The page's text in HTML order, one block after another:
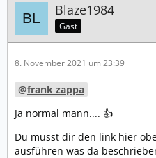
Blaze1984
Gast
8. November 2021 um 23:39
frank zappa
Ja normal mann.... 👍
Du musst dir den link hier
ausführen was da